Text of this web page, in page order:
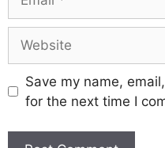
Save my name,
for the next time I